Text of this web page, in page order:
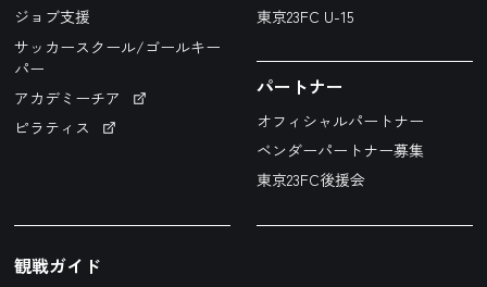
ジョブ支援
サッカースクール/ゴールキー
パー
アカデミーチア
ピラティス
東京23FC U-15
パートナー
オフィシャルパートナー
ベンダーパートナー募集
東京23FC後援会
観戦ガイド